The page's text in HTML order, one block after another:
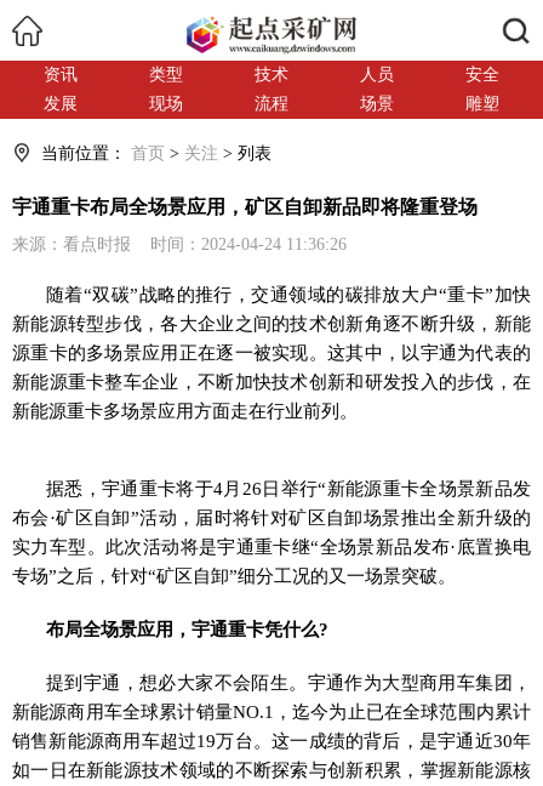
资讯 类型 技术 人员
安全
发展
现场 流程 场景 雕塑
当前位置： 首页 > 关注 > 列表
宇通重卡布局全场景应用，矿区自卸新品即将隆重登场
来源：看点时报 时间：2024-04-24 11:36:26
随着“双碳”战略的推行，交通领域的碳排放大户“重卡”加快
新能源转型步伐，各大企业之间的技术创新角逐不断升级，新能
源重卡的多场景应用正在逐一被实现。这其中，以宇通为代表的
新能源重卡整车企业，不断加快技术创新和研发投入的步伐，在
新能源重卡多场景应用方面走在行业前列。
据悉，宇通重卡将于4月26日举行“新能源重卡全场景新品发
布会·矿区自卸”活动，届时将针对矿区自卸场景推出全新升级的
实力车型。此次活动将是宇通重卡继“全场景新品发布·底置换电
专场”之后，针对“矿区自卸”细分工况的又一场景突破。
布局全场景应用，宇通重卡凭什么?
提到宇通，想必大家不会陌生。宇通作为大型商用车集团，
新能源商用车全球累计销量NO.1，迄今为止已在全球范围内累计
销售新能源商用车超过19万台。这一成绩的背后，是宇通近30年
如一日在新能源技术领域的不断探索与创新积累，掌握新能源核